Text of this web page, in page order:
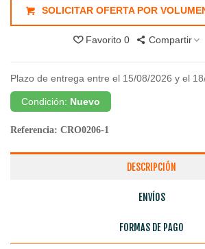
SOLICITAR OFERTA POR
Favorito 0 Compartir
Plazo de entrega entre el 15/08/2026 y el
Condición: Nuevo
Referencia: CRO0206-1
DESCRIPCIÓN
ENVÍOS
FORMAS DE PAGO